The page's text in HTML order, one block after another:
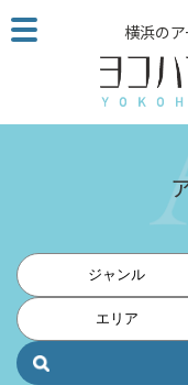
こ
の
ジ
読
他
ペ
横浜の
ジャンル
エリア